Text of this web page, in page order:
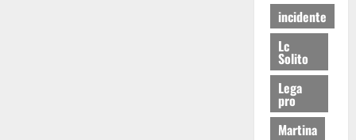
incidente
Lc
Solito
Lega
pro
Martina